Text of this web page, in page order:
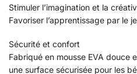
Stimuler l’imagination et la
Favoriser l’apprentissage par le
Sécurité et confort
Fabriqué en mousse EVA douce
une surface sécurisée pour les